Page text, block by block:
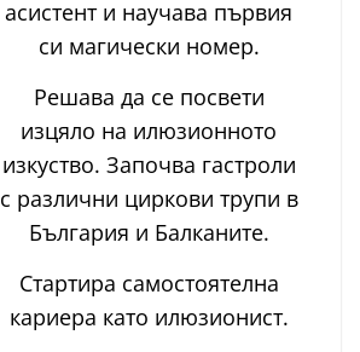
асистент и научава първия
си магически номер.
Решава да се посвети
изцяло на илюзионното
изкуство. Започва гастроли
с различни циркови трупи в
България и Балканите.
Стартира самостоятелна
кариера като илюзионист.